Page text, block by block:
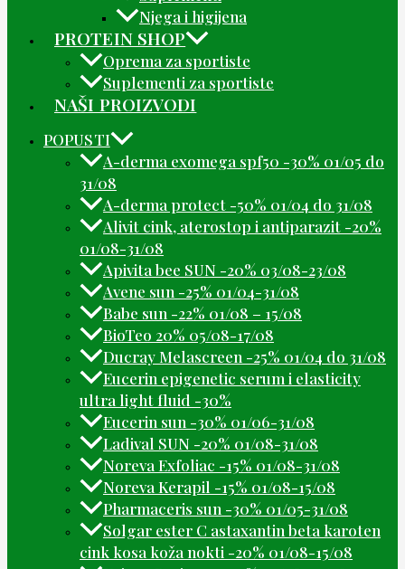
Njega i higijena
PROTEIN SHOP
Oprema za sportiste
Suplementi za sportiste
NAŠI PROIZVODI
POPUSTI
A-derma exomega spf50 -30% 01/05 do
31/08
A-derma protect -50% 01/04 do 31/08
Alivit cink, aterostop i antiparazit -20%
01/08-31/08
Apivita bee SUN -20% 03/08-23/08
Avene sun -25% 01/04-31/08
Babe sun -22% 01/08 – 15/08
BioTeo 20% 05/08-17/08
Ducray Melascreen -25% 01/04 do 31/08
Eucerin epigenetic serum i elasticity
ultra light fluid -30%
Eucerin sun -30% 01/06-31/08
Ladival SUN -20% 01/08-31/08
Noreva Exfoliac -15% 01/08-31/08
Noreva Kerapil -15% 01/08-15/08
Pharmaceris sun -30% 01/05-31/08
Solgar ester C astaxantin beta karoten
cink kosa koža nokti -20% 01/08-15/08